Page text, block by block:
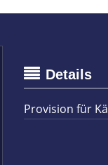
Details
Provision für